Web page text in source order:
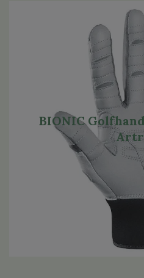
BIONIC